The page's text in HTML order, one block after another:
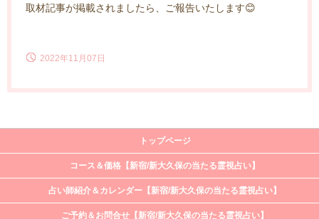
取材記事が掲載されましたら、ご報告いたします😊
2022年11月07日
トップページ
コース＆価格【新宿/新大久保の当たる霊視占い】
占い師紹介＆カレンダー【新宿/新大久保の当たる霊視占い】
ご予約＆お問合せ【新宿/新大久保の当たる霊視占い】